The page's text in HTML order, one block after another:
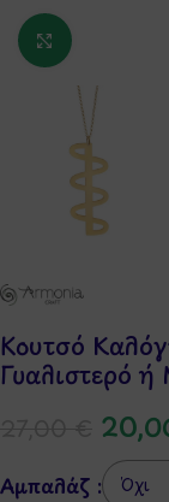
Κάντε
Κουτσό
Γυαλιστερό
Αμπαλάζ :